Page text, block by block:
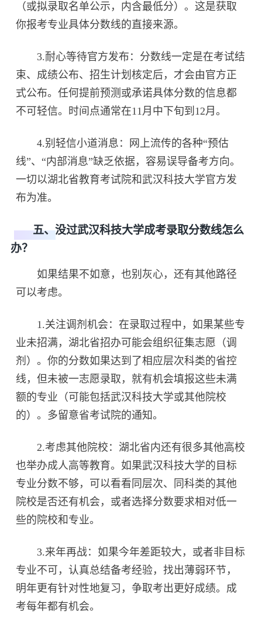
（或拟录取名单公示，内含最低分）。这是获取
你报考专业具体分数线的直接来源。
3.耐心等待官方发布：分数线一定是在考试结
束、成绩公布、招生计划核定后，才会由官方正
式公布。任何提前预测或承诺具体分数的信息都
不可轻信。时间点通常在11月中下旬到12月。
4.别轻信小道消息：网上流传的各种“预估
线”、“内部消息”缺乏依据，容易误导备考方向。
一切以湖北省教育考试院和武汉科技大学官方发
布为准。
五、没过武汉科技大学成考录取分数线怎么
办？
如果结果不如意，也别灰心，还有其他路径
可以考虑。
1.关注调剂机会：在录取过程中，如果某些专
业未招满，湖北省招办可能会组织征集志愿（调
剂）。你的分数如果达到了相应层次科类的省控
线，但未被一志愿录取，就有机会填报这些未满
额的专业（可能包括武汉科技大学或其他院校
的）。多留意省考试院的通知。
2.考虑其他院校：湖北省内还有很多其他高校
也举办成人高等教育。如果武汉科技大学的目标
专业分数不够，可以看看同层次、同科类的其他
院校是否还有机会，或者选择分数要求相对低一
些的院校和专业。
3.来年再战：如果今年差距较大，或者非目标
专业不可，认真总结备考经验，找出薄弱环节，
明年更有针对性地复习，争取考出更好成绩。成
考每年都有机会。